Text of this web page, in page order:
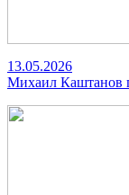
13.05.2026
Михаил Каштанов